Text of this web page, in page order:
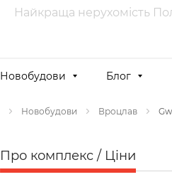
Найкраща нерухомість
Новобудови Блог
Новобудови Вроцлав
Про комплекс / Ціни